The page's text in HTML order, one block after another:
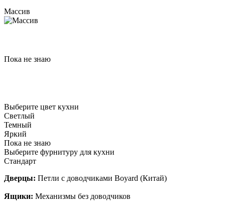
Массив
Пока не знаю
Выберите цвет кухни
Светлый
Темный
Яркий
Пока не знаю
Выберите фурнитуру для кухни
Стандарт
Дверцы: Петли с доводчиками Boyard (Китай)
Ящики: Механизмы без доводчиков